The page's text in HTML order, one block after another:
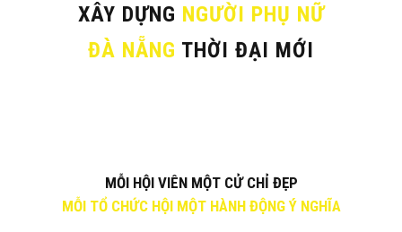
XÂY DỰNG NGƯỜI PHỤ NỮ
ĐÀ NẴNG THỜI ĐẠI MỚI
MỖI HỘI VIÊN MỘT CỬ CHỈ ĐẸP
MỖI TỔ CHỨC HỘI MỘT HÀNH ĐỘNG Ý NGHĨA